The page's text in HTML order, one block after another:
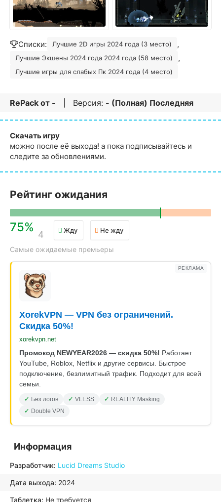
Списки: Лучшие 2D игры 2024 года (3 место) ,
Лучшие Экшены 2024 года 2024 года (58 место) ,
Лучшие игры для слабых Пк 2024 года (4 место)
RePack от - | Версия: - (Полная) Последняя
Скачать игру
можно после её выхода! а пока подписывайтесь и
следите за обновлениями.
Рейтинг ожидания
75%
4 Жду Не жду
Самые ожидаемые премьеры
РЕКЛАМА
XorekVPN — VPN без ограничений.
Скидка 50%!
xorekvpn.net
Промокод NEWYEAR2026 — скидка 50%! Работает
YouTube, Roblox, Netflix и другие сервисы. Быстрое
подключение, безлимитный трафик. Подходит для всей
семьи.
Без логов VLESS
REALITY Masking
Double VPN
Информация
Разработчик: Lucid Dreams Studio
Дата выхода: 2024
Таблетка: Не требуется